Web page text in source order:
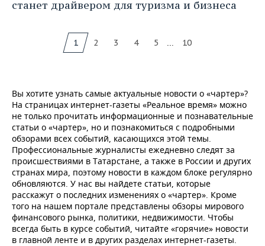
станет драйвером для туризма и бизнеса
1 2 3 4 5 ... 10
Вы хотите узнать самые актуальные новости о «чартер»?
На страницах интернет-газеты «Реальное время» можно
не только прочитать информационные и познавательные
статьи о «чартер», но и познакомиться с подробными
обзорами всех событий, касающихся этой темы.
Профессиональные журналисты ежедневно следят за
происшествиями в Татарстане, а также в России и других
странах мира, поэтому новости в каждом блоке регулярно
обновляются. У нас вы найдете статьи, которые
расскажут о последних изменениях о «чартер». Кроме
того на нашем портале представлены обзоры мирового
финансового рынка, политики, недвижимости. Чтобы
всегда быть в курсе событий, читайте «горячие» новости
в главной ленте и в других разделах интернет-газеты.